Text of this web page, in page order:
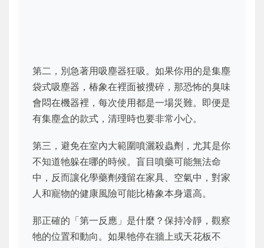
第二，別急著用吸塵器狂吸。如果你用的是集塵
袋式吸塵器，椿象在裡面被攪碎，那恐怖的臭味
會悶在機器裡，每次使用都是一場災難。即便是
有集塵盒的款式，清理時也要非常小心。
第三，避免在室內大範圍噴灑殺蟲劑，尤其是你
不知道牠躲在哪的時候。盲目噴藥可能無法命
中，反而讓化學藥劑殘留在家具、空氣中，對家
人和寵物的健康風險可能比椿象本身還高。
那正確的「第一反應」是什麼？保持冷靜，觀察
牠的位置和動向。如果牠停在牆上或天花板不